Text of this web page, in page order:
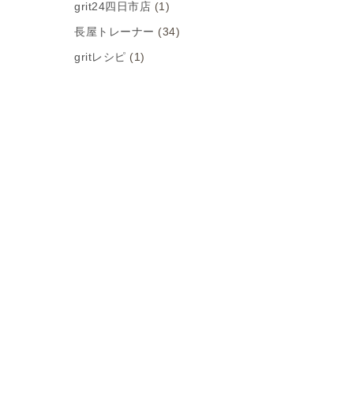
grit24四日市店 (1)
長屋トレーナー (34)
gritレシピ (1)